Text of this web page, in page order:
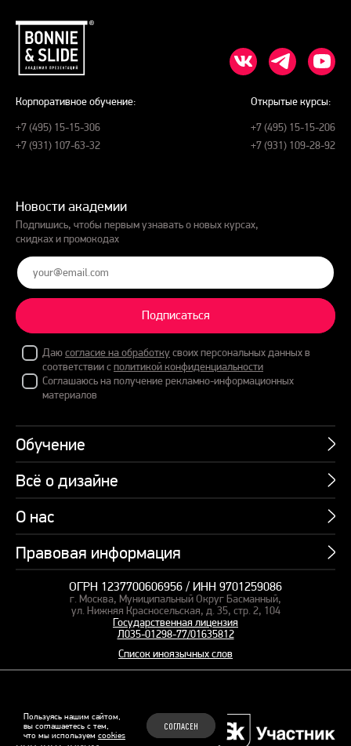
Пользуясь нашим сайтом,
вы соглашаетесь с тем,
что мы используем cookies
СОГЛАСЕН
Корпоративное обучение:
+7 (495) 15-15-306
+7 (931) 107-63-32
Открытые курсы:
+7 (495) 15-15-206
+7 (931) 109-28-92
Новости академии
Подпишись, чтобы первым узнавать о новых курсах,
скидках и промокодах
Подписаться
Даюсогласие на обработкусвоих персональных данных в
соответствии сполитикой конфиденциальности
Соглашаюсь на получение рекламно-информационных
материалов
Обучение
Курсы
Пакетные предложения
Профессии
Подарочные сертификаты
Корпоративное обучение
Курсы для сотрудников
Пакетные предложения
Всё о дизайне
Учебник по презентациям
Банк слайдов
Вебинары
Студия дизайна
Заказать презентацию
О нас
Об академии
СМИ о нас
Правовая информация
Карта сайта
Оферта и лицензия
Политика конфиденциальности
Рекомендательные технологии
Файлы Cookie
ОГРН 1237700606956 / ИНН 9701259086
г. Москва, Муниципальный Округ Басманный,
ул. Нижняя Красносельская, д. 35, стр. 2, 104
Государственная лицензия
Л035-01298-77/01635812
Список иноязычных слов
© 2015–2026 Бонни и Слайд
Обучающие курсы по